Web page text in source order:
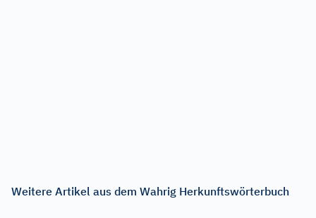
Weitere Artikel aus dem Wahrig Herkunftswörterbuch